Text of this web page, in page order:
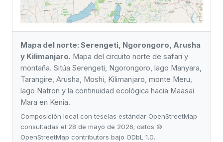
Mapa del norte: Serengeti, Ngorongoro, Arusha
y Kilimanjaro. Mapa del circuito norte de safari y
montaña. Sitúa Serengeti, Ngorongoro, lago Manyara,
Tarangire, Arusha, Moshi, Kilimanjaro, monte Meru,
lago Natron y la continuidad ecológica hacia Maasai
Mara en Kenia.
Composición local con teselas estándar OpenStreetMap
consultadas el 28 de mayo de 2026; datos ©
OpenStreetMap contributors bajo ODbL 1.0.